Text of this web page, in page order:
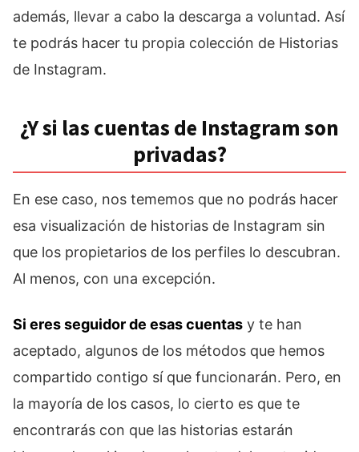
además, llevar a cabo la descarga a voluntad. Así
te podrás hacer tu propia colección de Historias
de Instagram.
¿Y si las cuentas de Instagram son
privadas?
En ese caso, nos tememos que no podrás hacer
esa visualización de historias de Instagram sin
que los propietarios de los perfiles lo descubran.
Al menos, con una excepción.
Si eres seguidor de esas cuentas y te han
aceptado, algunos de los métodos que hemos
compartido contigo sí que funcionarán. Pero, en
la mayoría de los casos, lo cierto es que te
encontrarás con que las historias estarán